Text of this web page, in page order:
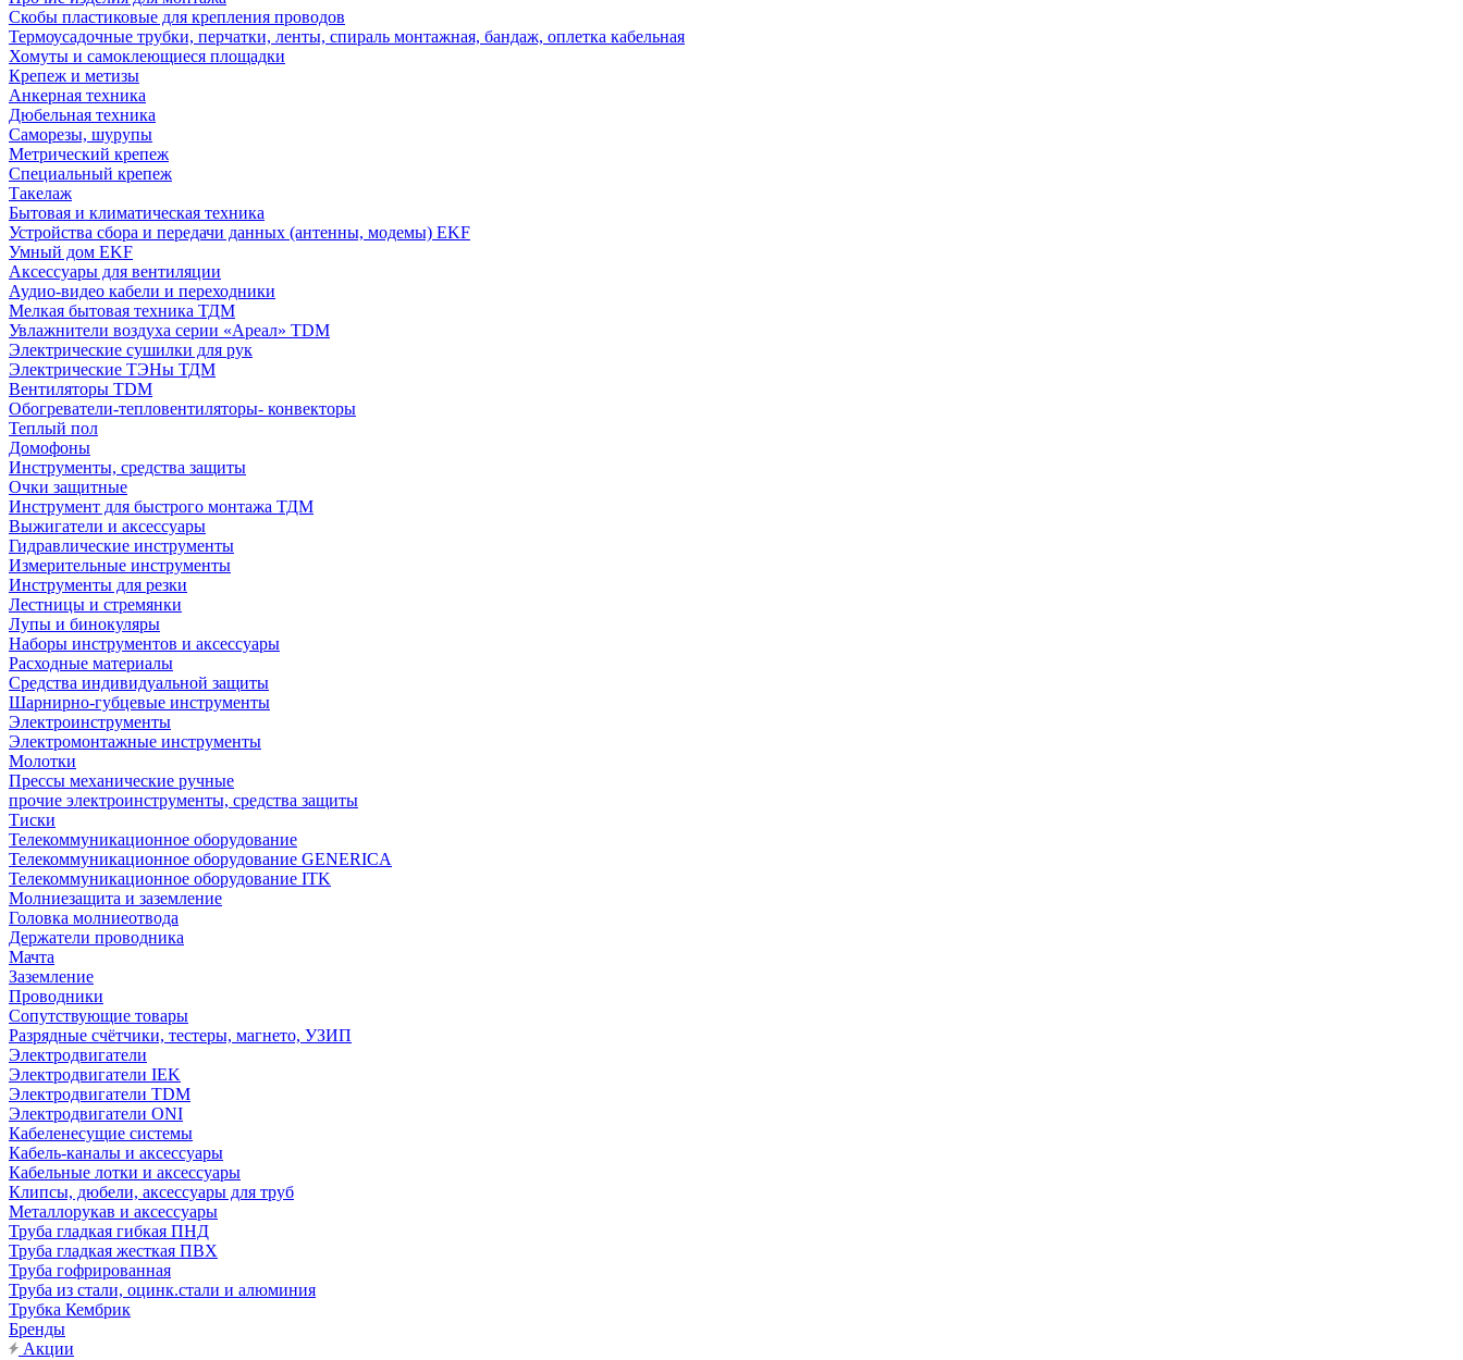
Скобы пластиковые для крепления проводов
Термоусадочные трубки, перчатки, ленты, спираль монтажная, бандаж, оплетка кабельная
Хомуты и самоклеющиеся площадки
Крепеж и метизы
Анкерная техника
Дюбельная техника
Саморезы, шурупы
Метрический крепеж
Специальный крепеж
Такелаж
Бытовая и климатическая техника
Устройства сбора и передачи данных (антенны, модемы) EKF
Умный дом EKF
Аксессуары для вентиляции
Аудио-видео кабели и переходники
Мелкая бытовая техника ТДМ
Увлажнители воздуха серии «Ареал» TDM
Электрические сушилки для рук
Электрические ТЭНы ТДМ
Вентиляторы TDM
Обогреватели-тепловентиляторы- конвекторы
Теплый пол
Домофоны
Инструменты, средства защиты
Очки защитные
Инструмент для быстрого монтажа ТДМ
Выжигатели и аксессуары
Гидравлические инструменты
Измерительные инструменты
Инструменты для резки
Лестницы и стремянки
Лупы и бинокуляры
Наборы инструментов и аксессуары
Расходные материалы
Средства индивидуальной защиты
Шарнирно-губцевые инструменты
Электроинструменты
Электромонтажные инструменты
Молотки
Прессы механические ручные
прочие электроинструменты, средства защиты
Тиски
Телекоммуникационное оборудование
Телекоммуникационное оборудование GENERICA
Телекоммуникационное оборудование ITK
Молниезащита и заземление
Головка молниеотвода
Держатели проводника
Мачта
Заземление
Проводники
Сопутствующие товары
Разрядные счётчики, тестеры, магнето, УЗИП
Электродвигатели
Электродвигатели IEK
Электродвигатели TDM
Электродвигатели ONI
Кабеленесущие системы
Кабель-каналы и аксессуары
Кабельные лотки и аксессуары
Клипсы, дюбели, аксессуары для труб
Металлорукав и аксессуары
Труба гладкая гибкая ПНД
Труба гладкая жесткая ПВХ
Труба гофрированная
Труба из стали, оцинк.стали и алюминия
Трубка Кембрик
Бренды
Акции